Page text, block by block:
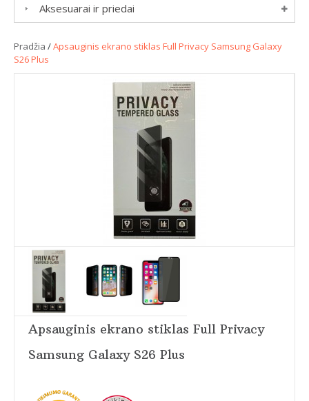
Aksesuarai ir priedai
Pradžia /Apsauginis ekrano stiklas Full Privacy Samsung Galaxy
S26 Plus
Apsauginis ekrano stiklas Full Privacy
Samsung Galaxy S26 Plus